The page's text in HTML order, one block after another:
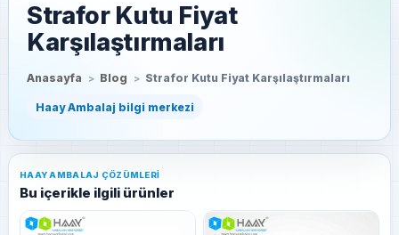
Strafor Kutu Fiyat
Karşılaştırmaları
Anasayfa Blog Strafor Kutu Fiyat Karşılaştırmaları
HAAY AMBALAJ ÇÖZÜMLERI
Bu içerikle ilgili ürünler